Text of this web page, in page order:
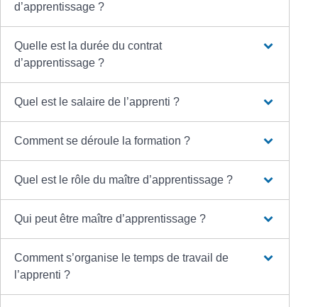
d’apprentissage ?
Quelle est la durée du contrat
d’apprentissage ?
Quel est le salaire de l’apprenti ?
Comment se déroule la formation ?
Quel est le rôle du maître d’apprentissage ?
Qui peut être maître d’apprentissage ?
Comment s’organise le temps de travail de
l’apprenti ?